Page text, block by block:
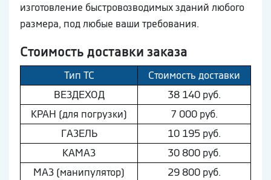
изготовление быстровозводимых зданий любого
размера, под любые ваши требования.
Стоимость доставки заказа
Тип ТС
Стоимость доставки
ВEЗДEХОД
38 140 руб.
КРАН (для погрузки)
7 000 руб.
ГAЗEЛЬ
10 195 руб.
КAМAЗ
30 800 руб.
МAЗ (манипулятор)
29 800 руб.